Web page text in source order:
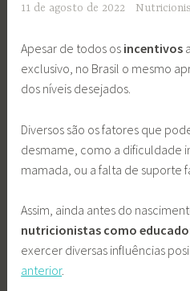
11 de agosto de 2022
Apesar de todos os incentivos
exclusivo, no Brasil o mesmo
dos níveis desejados.
Diversos são os fatores que
desmame, como a dificuldade
mamada, ou a falta de suporte
Assim, ainda antes do
nutricionistas como
exercer diversas influências
anterior.